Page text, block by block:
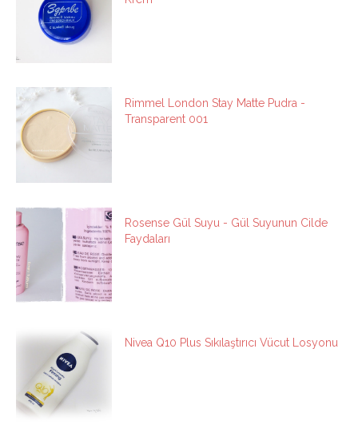
Rimmel London Stay Matte Pudra -
Transparent 001
Rosense Gül Suyu - Gül Suyunun Cilde
Faydaları
Nivea Q10 Plus Sıkılaştırıcı Vücut Losyonu